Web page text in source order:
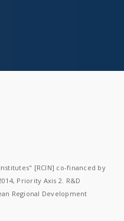
[RCIN] co-financed by
Priority Axis 2. R&D
Regional Development